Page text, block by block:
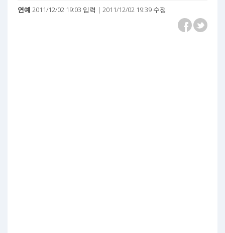
연예 2011/12/02 19:03 입력 | 2011/12/02 19:39 수정